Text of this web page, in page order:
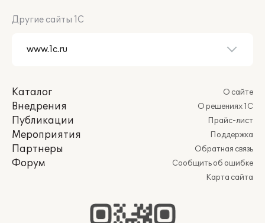
Другие сайты 1С
Каталог
Внедрения
Публикации
Мероприятия
Партнеры
Форум
О сайте
О решениях 1С
Прайс-лист
Поддержка
Обратная связь
Сообщить об ошибке
Карта сайта